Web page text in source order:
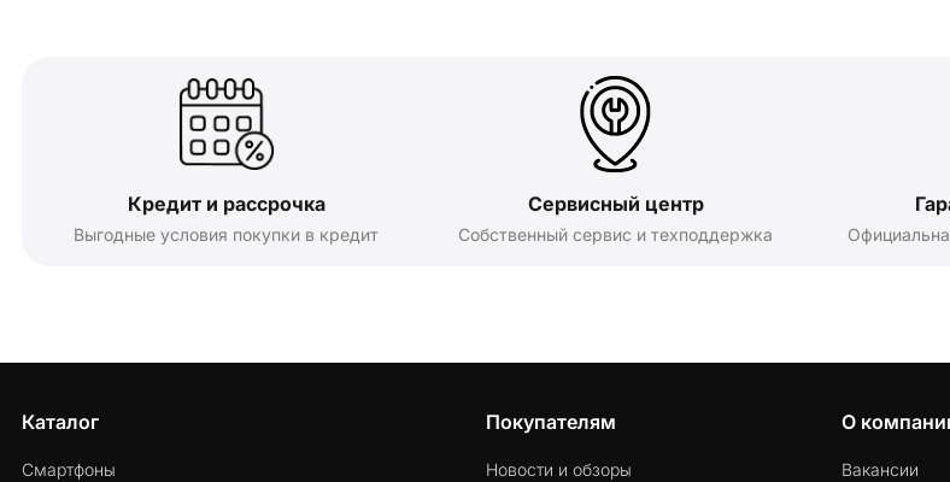
Кредит и рассрочка
Выгодные условия покупки в кредит
Сервисный центр
Собственный сервис и техподдержка
Каталог
Смартфоны
Покупателям
Новости и обзоры
О
Вакансии